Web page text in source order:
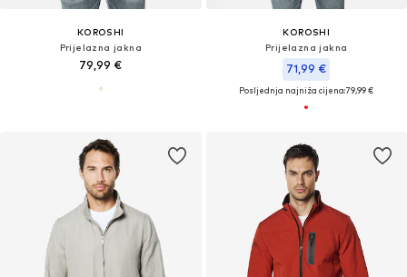
KOROSHI
Prijelazna jakna
79,99 €
KOROSHI
Prijelazna jakna
71,99 €
Posljednja najniža cijena:79,99 €